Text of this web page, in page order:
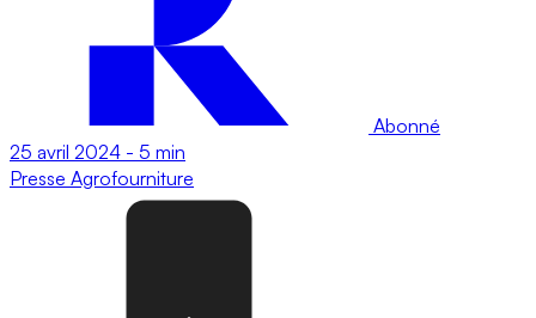
Abonné
25 avril 2024 - 5 min
Presse Agrofourniture